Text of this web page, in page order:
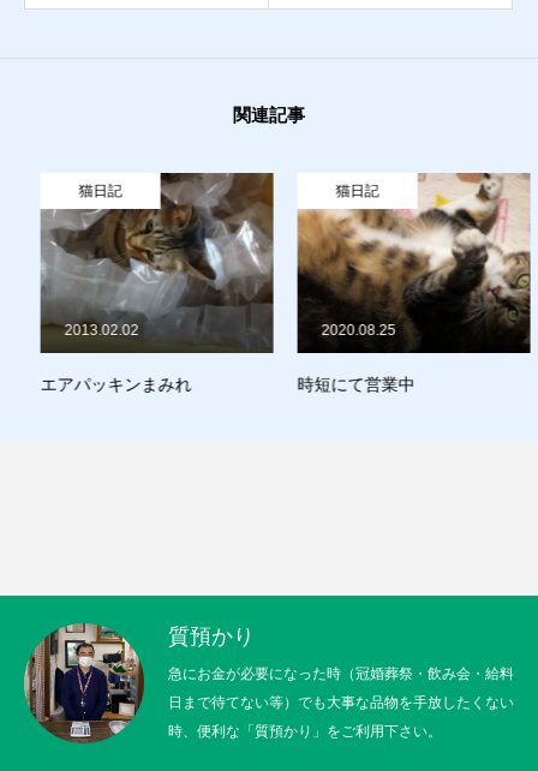
猫日記
関連記事
猫日記
エアパッキンまみれ
2013.02.02
猫日記
時短にて営業中
2020.08.25
質預かり
急にお金が必要になった時（冠婚葬祭・飲み会・給料
日まで待てない等）でも大事な品物を手放したくない
時、便利な「質預かり」をご利用下さい。